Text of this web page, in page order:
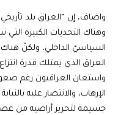
واضاف، إن “العراق بلد
وهناك التحديات الكبيرة
السياسيّ الداخلي، ولكنْ
العراق الذي يمتلك قدرة
واستعان العراقيون رغم
الإرهاب، والانتصار عليه
جسيمة لتحرير أراضيه من